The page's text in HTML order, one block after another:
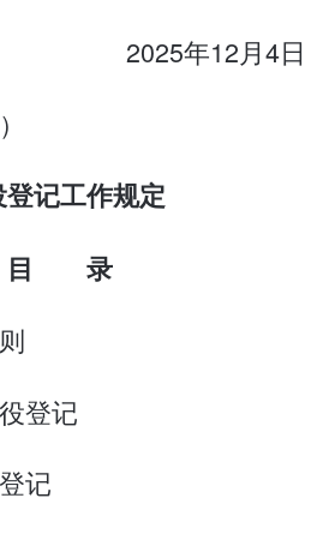
2025年12月4日
记工作规定
目 录
登记
记